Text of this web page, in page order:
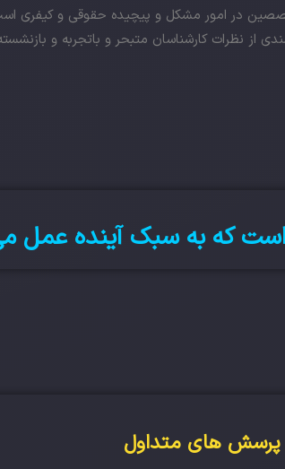
در امور مشکل و پیچیده حقوقی و کیفری
از نظرات کارشناسان متبحر و باتجربه و
است که به سبک آینده عمل
پرسش های متداول